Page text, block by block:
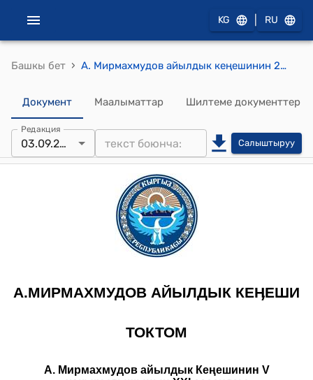
KG RU
Башкы бет › А. Мирмахмудов айылдык кеңешинин 2015-жылдын 3-cентябрындагы № 21-4 "А.Мирмахмудов атындагы айыл аймагынын Киров айылынын аралап өтүүчү Ош-Ноокат автожолунун 2-км.-де, жолдун четинде жарнамалык шит орнотуу үчүн жер тилкесин ажыратып берүү жөнүндө" токтому
Документ Маалыматтар Шилтеме документтер
Редакция
03.09.2015 Салыштыруу